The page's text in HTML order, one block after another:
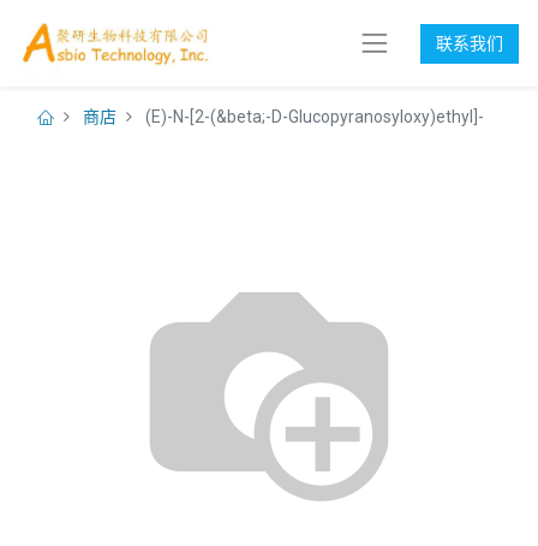
联系我们
商店 (E)-N-[2-(&beta;-D-Glucopyranosyloxy)ethyl]-